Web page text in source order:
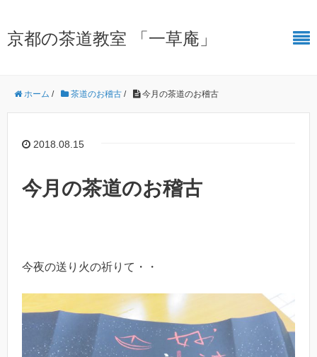
京都の茶道教室 「一草庵」
ホーム / 茶道のお稽古 / 今月の茶道のお稽古
2018.08.15
今月の茶道のお稽古
今夜の送り火の祈りて・・